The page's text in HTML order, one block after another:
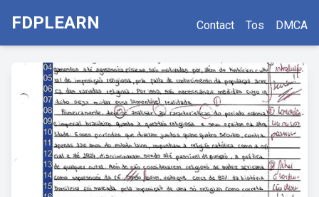
FDPLEARN Contact Tos DMCA